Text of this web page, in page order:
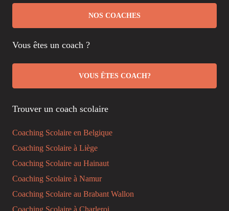
NOS COACHES
Vous êtes un coach ?
VOUS ÊTES COACH?
Trouver un coach scolaire
Coaching Scolaire en Belgique
Coaching Scolaire à Liège
Coaching Scolaire au Hainaut
Coaching Scolaire à Namur
Coaching Scolaire au Brabant Wallon